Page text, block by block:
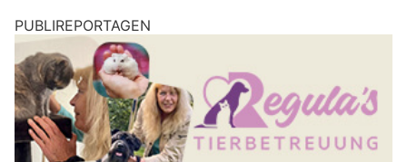
PUBLIREPORTAGEN